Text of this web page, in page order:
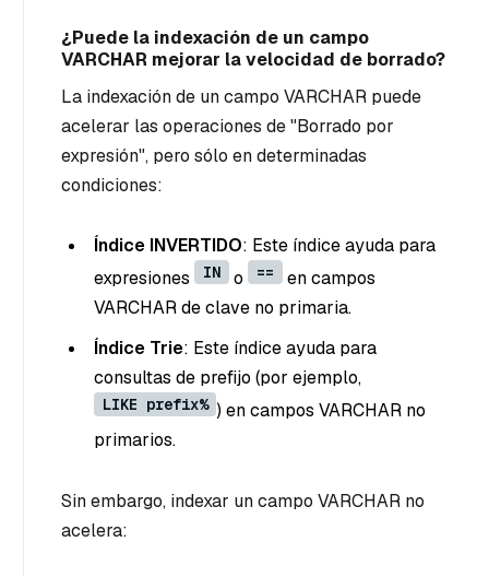
¿Puede la indexación de un campo
VARCHAR mejorar la velocidad de borrado?
La indexación de un campo VARCHAR puede
acelerar las operaciones de "Borrado por
expresión", pero sólo en determinadas
condiciones:
Índice INVERTIDO: Este índice ayuda para
expresiones
IN o ==
en campos
VARCHAR de clave no primaria.
Índice Trie: Este índice ayuda para
consultas de prefijo (por ejemplo,
LIKE prefix% ) en campos VARCHAR no
primarios.
Sin embargo, indexar un campo VARCHAR no
acelera: